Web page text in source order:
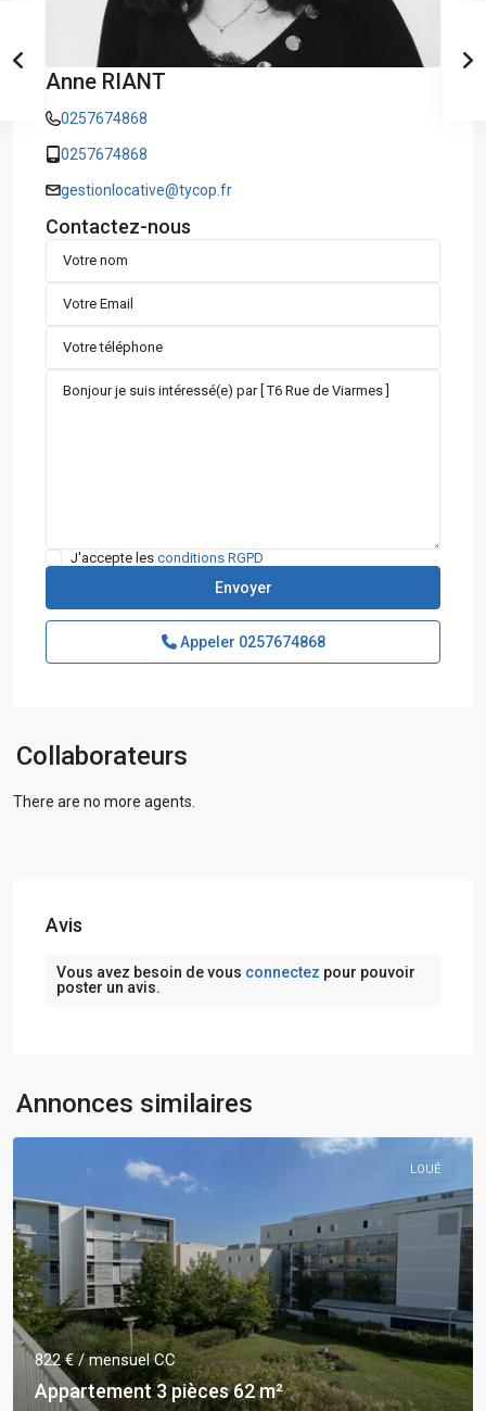
Anne RIANT
0257674868
0257674868
gestionlocative@tycop.fr
Contactez-nous
J'accepte les conditions RGPD
Appeler 0257674868
Collaborateurs
There are no more agents.
Avis
Vous avez besoin de vous connectez pour pouvoir
poster un avis.
Annonces similaires
LOUÉ
822 €/ mensuel CC
Appartement 3 pièces 62 m²